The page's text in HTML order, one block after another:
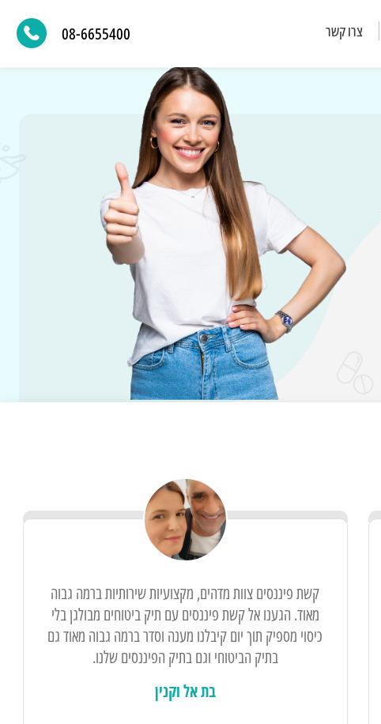
צרו קשר 08-6655400
קשת פיננסים צוות מדהים, מקצועיות שירותיות ברמה גבוה
מאוד. הגענו אל קשת פיננסים עם תיק ביטוחים מבולגן בלי
כיסוי מספיק תוך יום קיבלנו מענה וסדר ברמה גבוה מאוד גם
בתיק הביטוחי וגם בתיק הפיננסים שלנו.
בת אל וקנין